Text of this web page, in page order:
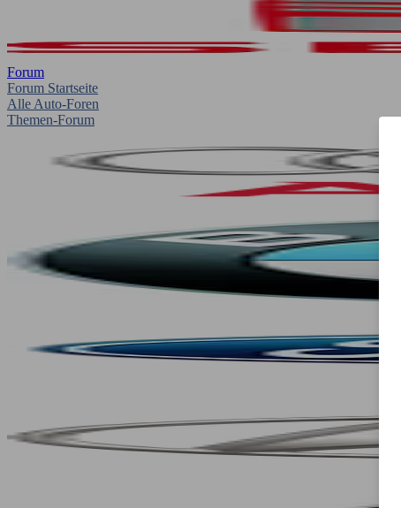
Forum
Forum Startseite
Alle Auto-Foren
Themen-Forum